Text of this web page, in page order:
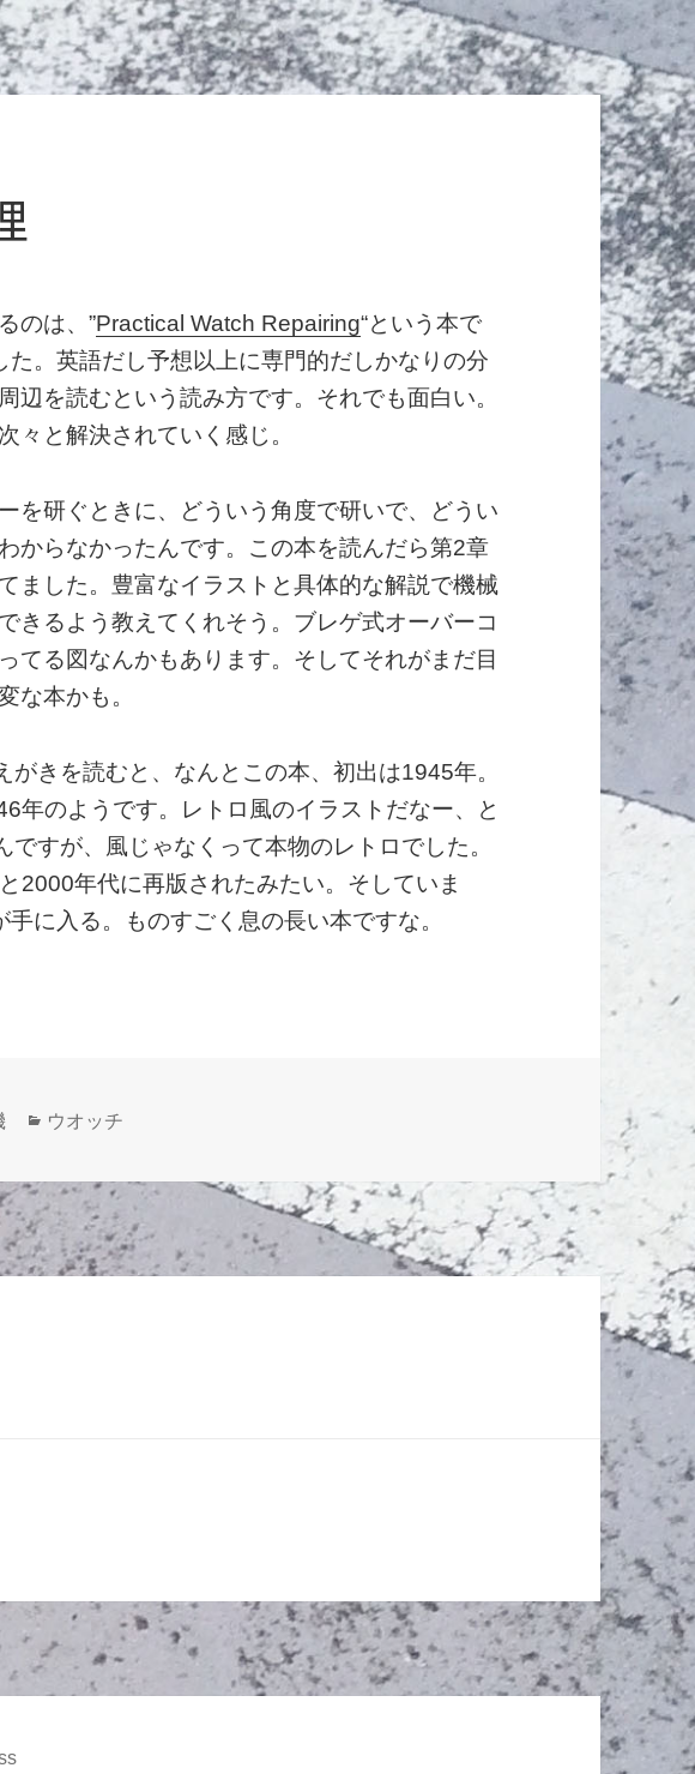
のは、”Practical Watch Repairing“という本で
。英語だし予想以上に専門的だしかなりの分
辺を読むという読み方です。それでも面白い。
々と解決されていく感じ。
を研ぐときに、どういう角度で研いで、どうい
からなかったんです。この本を読んだら第2章
ました。豊富なイラストと具体的な解説で機械
きるよう教えてくれそう。ブレゲ式オーバーコ
てる図なんかもあります。そしてそれがまだ目
な本かも。
がきを読むと、なんとこの本、初出は1945年。
年のようです。レトロ風のイラストだなー、と
ですが、風じゃなくって本物のレトロでした。
2000年代に再版されたみたい。そしていま
手に入る。ものすごく息の長い本ですな。
カ
ゴ
リ
ー
ウオッチ